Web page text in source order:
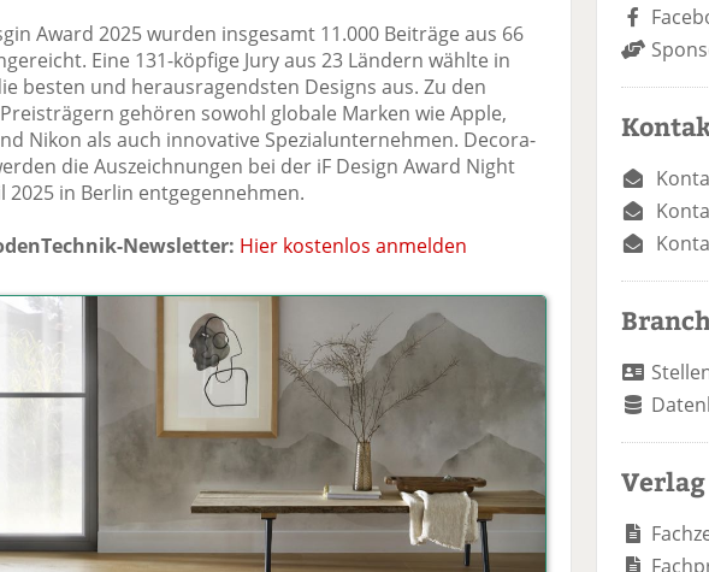
Award 2025 wurden insgesamt 11.000 Beiträge aus 66
Eine 131-köpfige Jury aus 23 Ländern wählte in
besten und herausragendsten Designs aus. Zu den
gehören sowohl globale Marken wie Apple,
Nikon als auch innovative Spezialunternehmen. Decora-
die Auszeichnungen bei der iF Design Award Night
2025 in Berlin entgegennehmen.
Newsletter: Hier kostenlos anmelden
Verlag